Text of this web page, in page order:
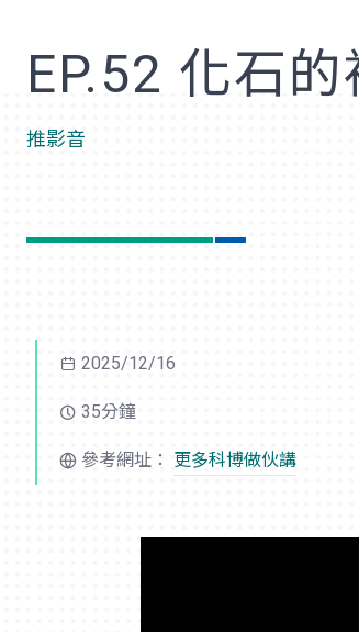
EP.52 化石
推影音
2025/12/16
35分鐘
參考網址： 更多科博做伙講